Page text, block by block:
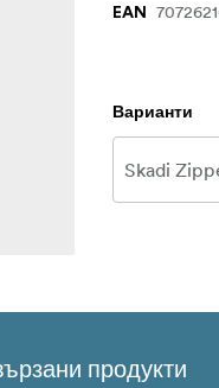
EAN
Варианти
продукти